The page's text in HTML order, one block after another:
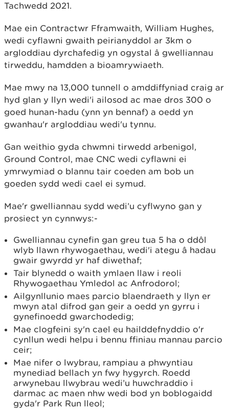
Tachwedd 2021.
Mae ein Contractwr Fframwaith, William Hughes,
wedi cyflawni gwaith peirianyddol ar 3km o
argloddiau dyrchafedig yn ogystal â gwelliannau
tirweddu, hamdden a bioamrywiaeth.
Mae mwy na 13,000 tunnell o amddiffyniad craig ar
hyd glan y llyn wedi'i ailosod ac mae dros 300 o
goed hunan-hadu (ynn yn bennaf) a oedd yn
gwanhau'r argloddiau wedi'u tynnu.
Gan weithio gyda chwmni tirwedd arbenigol,
Ground Control, mae CNC wedi cyflawni ei
ymrwymiad o blannu tair coeden am bob un
goeden sydd wedi cael ei symud.
Mae'r gwelliannau sydd wedi’u cyflwyno gan y
prosiect yn cynnwys:-
Gwelliannau cynefin gan greu tua 5 ha o ddôl
wlyb llawn rhywogaethau, wedi'i ategu â hadau
gwair gwyrdd yr haf diwethaf;
Tair blynedd o waith ymlaen llaw i reoli
Rhywogaethau Ymledol ac Anfrodorol;
Ailgynllunio maes parcio blaendraeth y llyn er
mwyn atal difrod gan geir a oedd yn gyrru i
gynefinoedd gwarchodedig;
Mae clogfeini sy'n cael eu hailddefnyddio o'r
cynllun wedi helpu i bennu ffiniau mannau parcio
ceir;
Mae nifer o lwybrau, rampiau a phwyntiau
mynediad bellach yn fwy hygyrch. Roedd
arwynebau llwybrau wedi’u huwchraddio i
darmac ac maen nhw wedi bod yn boblogaidd
gyda'r Park Run lleol;